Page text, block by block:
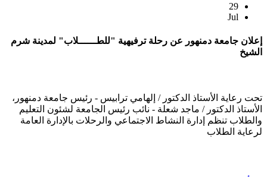
29
Jul
إعلان جامعة دمنهور عن رحلة ترفيهية "للطــــــلاب" لمدينة شرم
الشيخ
تحت رعاية الأستاذ الدكتور / إلهامي ترابيس - رئيس جامعة دمنهور،
الأستاذ الدكتور / ماجد شعلة - نائب رئيس الجامعة لشئون التعليم
والطلاب تنظم إدارة النشاط الاجتماعي والرحلات بالإدارة العامة
لرعاية الطلاب